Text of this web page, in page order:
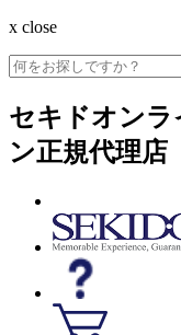
x close
セキドオン
ン正規代理店